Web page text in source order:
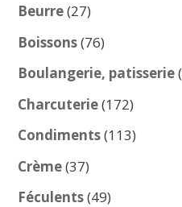
Beurre 2727
produits
Boissons 7676
produits
Boulangerie, patisserie
Charcuterie 172172
produits
Condiments 113113
Crème 3737
produits
Féculents 4949